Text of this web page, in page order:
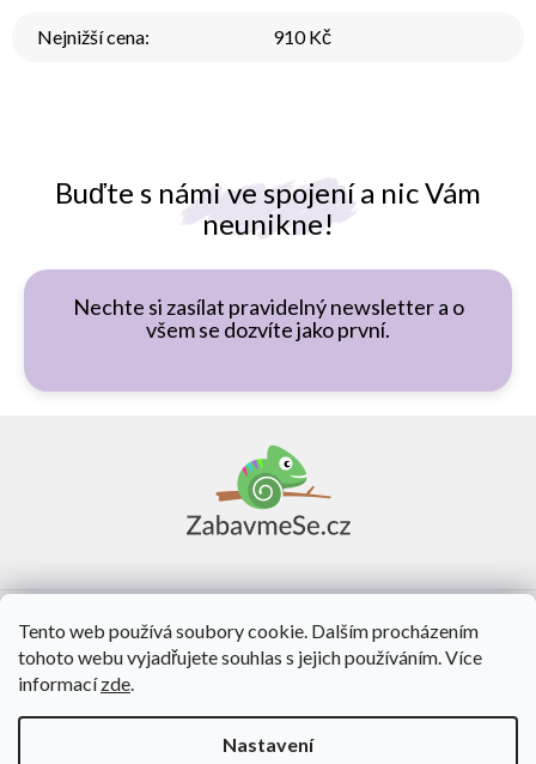
Tento web používá soubory cookie. Dalším procházením
tohoto webu vyjadřujete souhlas s jejich používáním. Více
informacízde.
Nastavení
Buďte s námi ve spojení a nic Vám
neunikne!
Nechte si zasílat pravidelný newsletter a o
všem se dozvíte jako první.
Nejnižší cena: 910 Kč
O nás